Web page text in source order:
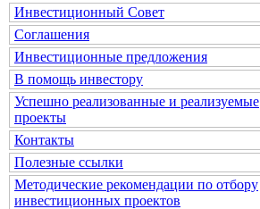
Инвестиционный Совет
Соглашения
Инвестиционные предложения
В помощь инвестору
Успешно реализованные и реализуемые
проекты
Контакты
Полезные ссылки
Методические рекомендации по отбору
инвестиционных проектов